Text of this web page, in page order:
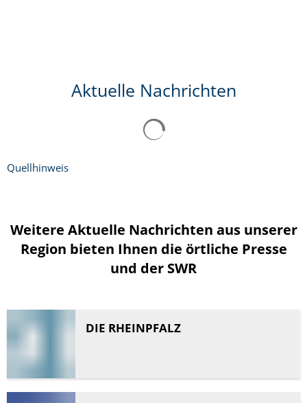
Aktuelle Nachrichten
Quellhinweis
Weitere Aktuelle Nachrichten aus unserer
Region bieten Ihnen die örtliche Presse
und der SWR
DIE RHEINPFALZ